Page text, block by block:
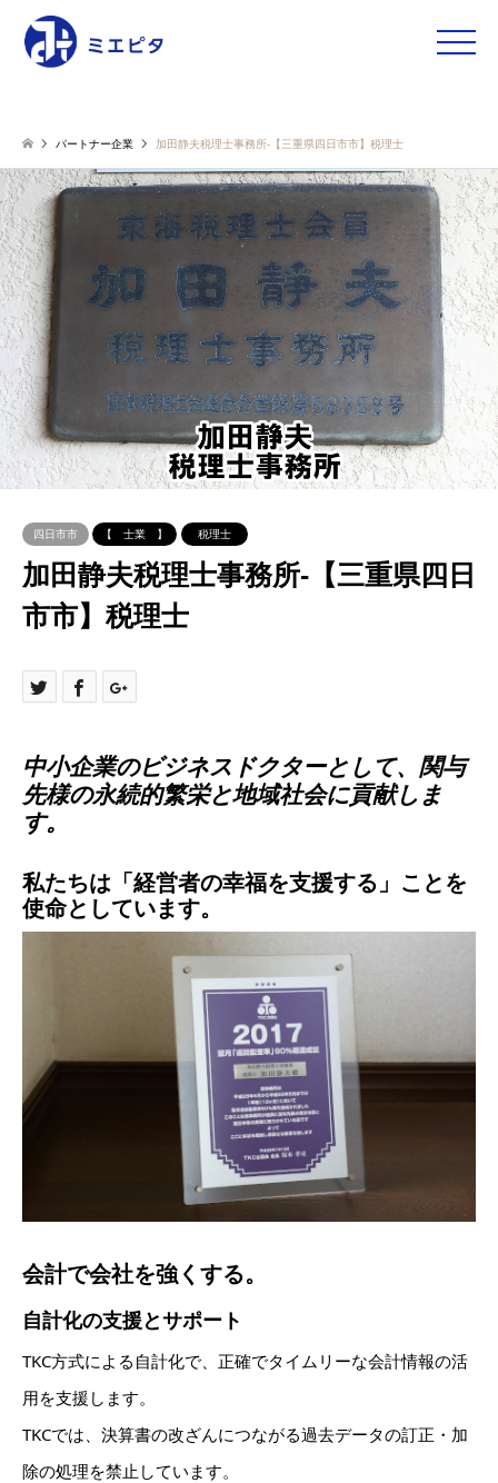
toggle
パートナー企業 加田静夫税理士事務所-【三重県四日市市】税理士
四日市市 【 士業 】 税理士
加田静夫税理士事務所-【三重県四日
市市】税理士
中小企業のビジネスドクターとして、関与
先様の永続的繁栄と地域社会に貢献しま
す。
私たちは「経営者の幸福を支援する」ことを
使命としています。
会計で会社を強くする。
自計化の支援とサポート
TKC方式による自計化で、正確でタイムリーな会計情報の活
用を支援します。
TKCでは、決算書の改ざんにつながる過去データの訂正・加
除の処理を禁止しています。